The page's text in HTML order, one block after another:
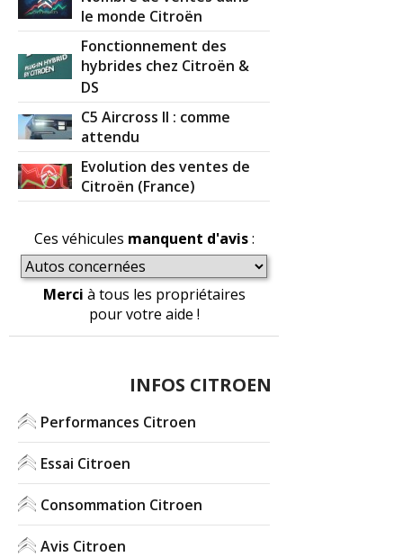
le monde Citroën
Fonctionnement des
hybrides chez Citroën &
DS
C5 Aircross II : comme
attendu
Evolution des ventes de
Citroën (France)
Ces véhicules manquent d'avis:
Merci à tous les propriétaires
pour votre aide !
INFOS CITROEN
Performances Citroen
Essai Citroen
Consommation Citroen
Avis Citroen